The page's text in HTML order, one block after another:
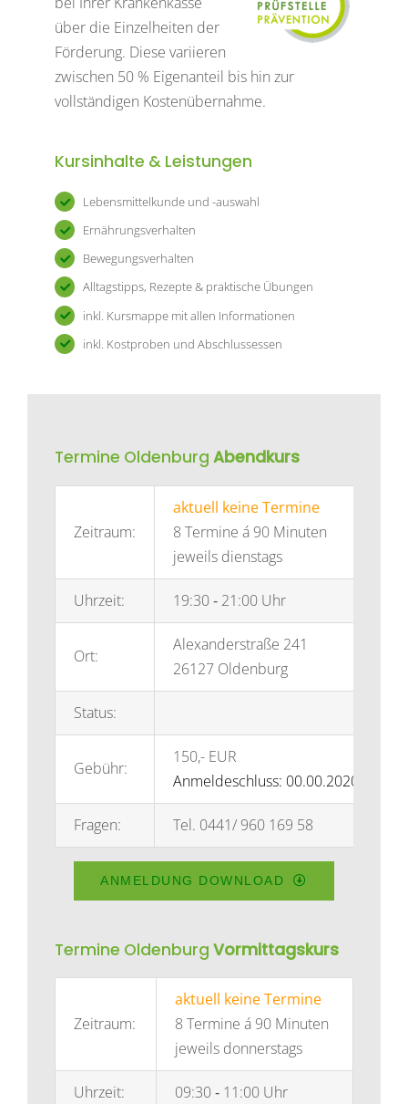
über die Einzelheiten der
Förderung. Diese variieren
zwischen 50 % Eigenanteil bis hin zur
vollständigen Kostenübernahme.
Kursinhalte & Leistungen
Lebensmittelkunde und -auswahl
Ernährungsverhalten
Bewegungsverhalten
Alltagstipps, Rezepte & praktische Übungen
inkl. Kursmappe mit allen Informationen
inkl. Kostproben und Abschlussessen
Termine Oldenburg Abendkurs
Zeitraum:
aktuell keine Termine
8 Termine á 90 Minuten
jeweils dienstags
Uhrzeit: 19:30 ‐ 21:00 Uhr
Ort:
Alexanderstraße 241
26127 Oldenburg
Status:
Gebühr:
150,-­ EUR
Anmeldeschluss: 00.00.2020
Fragen: Tel. 0441/ 960 169 58
ANMELDUNG DOWNLOAD
Termine Oldenburg Vormittagskurs
Zeitraum:
aktuell keine Termine
8 Termine á 90 Minuten
jeweils donnerstags
Uhrzeit: 09:30 ­‐ 11:00 Uhr